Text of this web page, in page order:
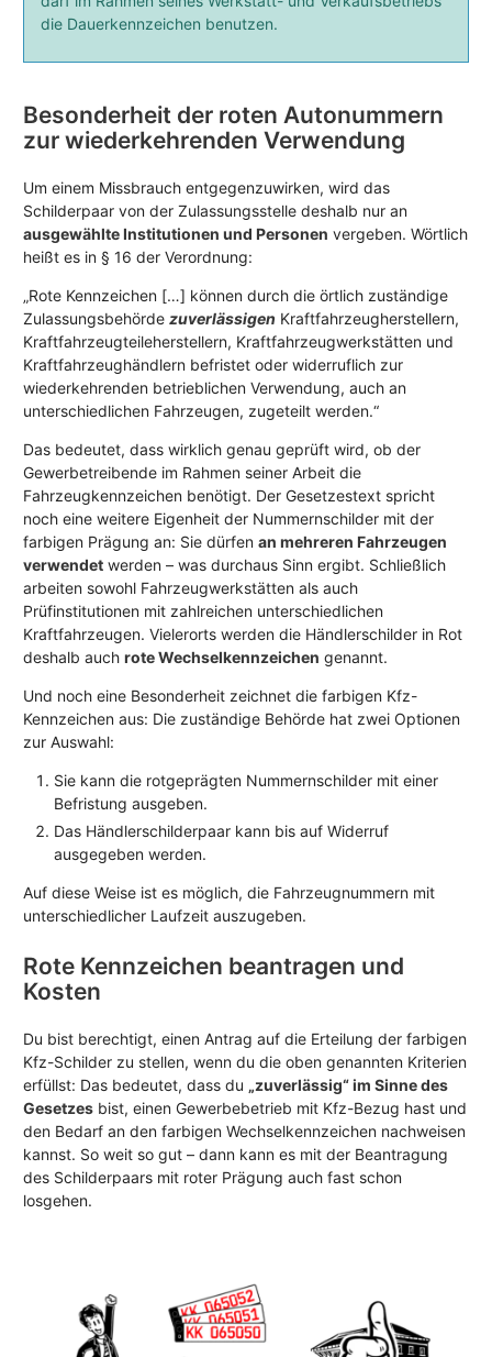
die Dauerkennzeichen benutzen.
Besonderheit der roten Autonummern
zur wiederkehrenden Verwendung
Um einem Missbrauch entgegenzuwirken, wird das
Schilderpaar von der Zulassungsstelle deshalb nur an
ausgewählte Institutionen und Personen vergeben. Wörtlich
heißt es in § 16 der Verordnung:
„Rote Kennzeichen […] können durch die örtlich zuständige
Zulassungsbehörde zuverlässigen Kraftfahrzeugherstellern,
Kraftfahrzeugteileherstellern, Kraftfahrzeugwerkstätten und
Kraftfahrzeughändlern befristet oder widerruflich zur
wiederkehrenden betrieblichen Verwendung, auch an
unterschiedlichen Fahrzeugen, zugeteilt werden.“
Das bedeutet, dass wirklich genau geprüft wird, ob der
Gewerbetreibende im Rahmen seiner Arbeit die
Fahrzeugkennzeichen benötigt. Der Gesetzestext spricht
noch eine weitere Eigenheit der Nummernschilder mit der
farbigen Prägung an: Sie dürfen an mehreren Fahrzeugen
verwendet werden – was durchaus Sinn ergibt. Schließlich
arbeiten sowohl Fahrzeugwerkstätten als auch
Prüfinstitutionen mit zahlreichen unterschiedlichen
Kraftfahrzeugen. Vielerorts werden die Händlerschilder in Rot
deshalb auch rote Wechselkennzeichen genannt.
Und noch eine Besonderheit zeichnet die farbigen Kfz-
Kennzeichen aus: Die zuständige Behörde hat zwei Optionen
zur Auswahl:
Sie kann die rotgeprägten Nummernschilder mit einer
Befristung ausgeben.
Das Händlerschilderpaar kann bis auf Widerruf
ausgegeben werden.
Auf diese Weise ist es möglich, die Fahrzeugnummern mit
unterschiedlicher Laufzeit auszugeben.
Rote Kennzeichen beantragen und
Kosten
Du bist berechtigt, einen Antrag auf die Erteilung der farbigen
Kfz-Schilder zu stellen, wenn du die oben genannten Kriterien
erfüllst: Das bedeutet, dass du „zuverlässig“ im Sinne des
Gesetzes bist, einen Gewerbebetrieb mit Kfz-Bezug hast und
den Bedarf an den farbigen Wechselkennzeichen nachweisen
kannst. So weit so gut – dann kann es mit der Beantragung
des Schilderpaars mit roter Prägung auch fast schon
losgehen.